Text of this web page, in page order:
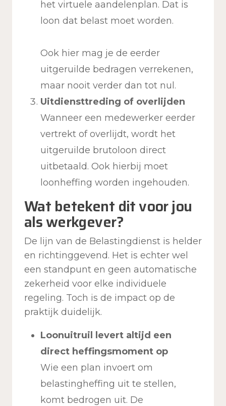
het virtuele aandelenplan. Dat is
loon dat belast moet worden.
Ook hier mag je de eerder
uitgeruilde bedragen verrekenen,
maar nooit verder dan tot nul.
Uitdiensttreding of overlijden
Wanneer een medewerker eerder
vertrekt of overlijdt, wordt het
uitgeruilde brutoloon direct
uitbetaald. Ook hierbij moet
loonheffing worden ingehouden.
Wat betekent dit voor jou
als werkgever?
De lijn van de Belastingdienst is helder
en richtinggevend. Het is echter wel
een standpunt en geen automatische
zekerheid voor elke individuele
regeling. Toch is de impact op de
praktijk duidelijk.
Loonuitruil levert altijd een
direct heffingsmoment op
Wie een plan invoert om
belastingheffing uit te stellen,
komt bedrogen uit. De